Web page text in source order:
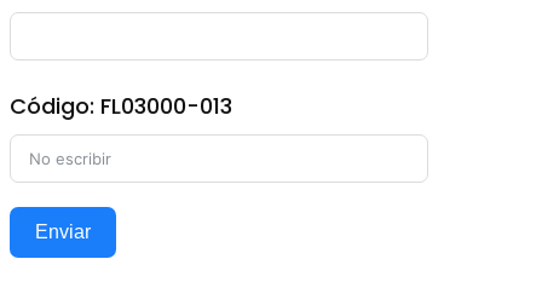
Código: FL03000-013
Enviar